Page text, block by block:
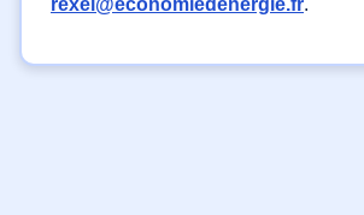
rexel@economiedenergie.fr.